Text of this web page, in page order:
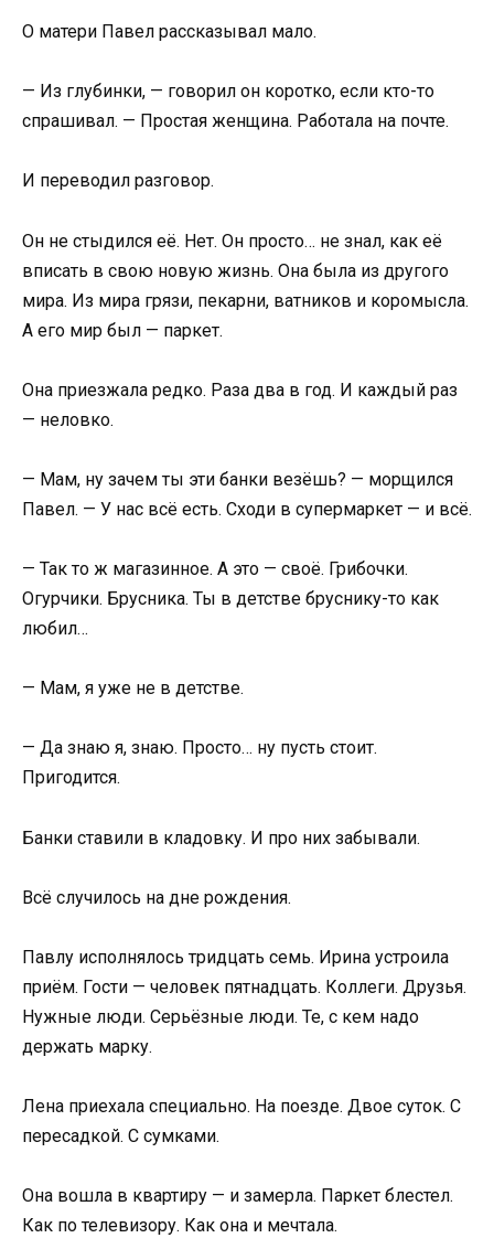
О матери Павел рассказывал мало.
— Из глубинки, — говорил он коротко, если кто-то
спрашивал. — Простая женщина. Работала на почте.
И переводил разговор.
Он не стыдился её. Нет. Он просто… не знал, как её
вписать в свою новую жизнь. Она была из другого
мира. Из мира грязи, пекарни, ватников и коромысла.
А его мир был — паркет.
Она приезжала редко. Раза два в год. И каждый раз
— неловко.
— Мам, ну зачем ты эти банки везёшь? — морщился
Павел. — У нас всё есть. Сходи в супермаркет — и всё.
— Так то ж магазинное. А это — своё. Грибочки.
Огурчики. Брусника. Ты в детстве бруснику-то как
любил…
— Мам, я уже не в детстве.
— Да знаю я, знаю. Просто… ну пусть стоит.
Пригодится.
Банки ставили в кладовку. И про них забывали.
Всё случилось на дне рождения.
Павлу исполнялось тридцать семь. Ирина устроила
приём. Гости — человек пятнадцать. Коллеги. Друзья.
Нужные люди. Серьёзные люди. Те, с кем надо
держать марку.
Лена приехала специально. На поезде. Двое суток. С
пересадкой. С сумками.
Она вошла в квартиру — и замерла. Паркет блестел.
Как по телевизору. Как она и мечтала.